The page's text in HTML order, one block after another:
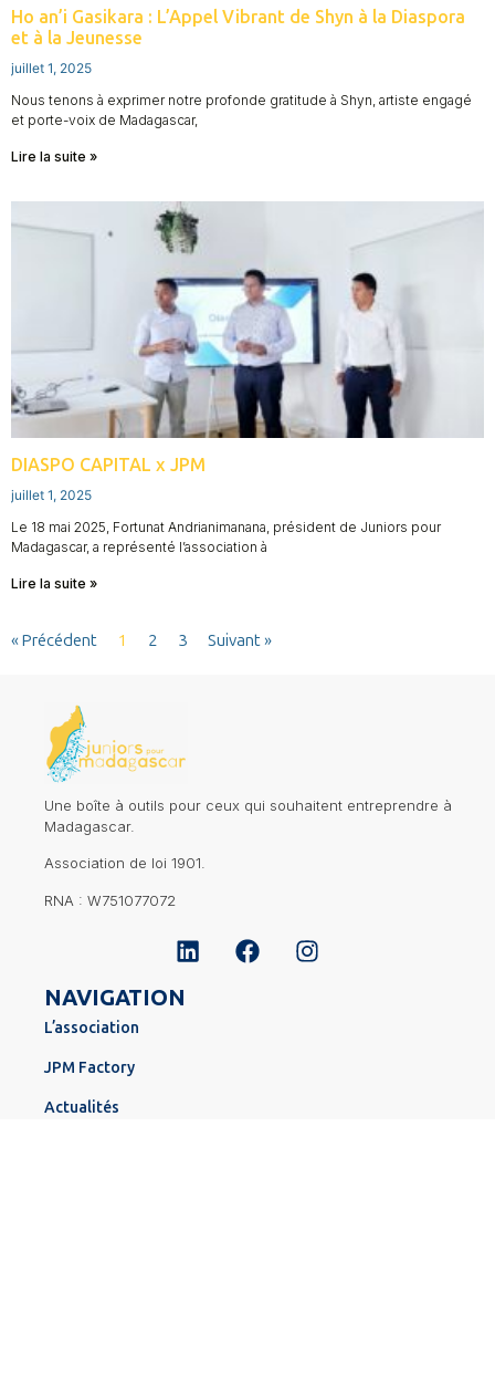
Ho an’i Gasikara : L’Appel Vibrant de Shyn à la Diaspora
et à la Jeunesse
juillet 1, 2025
Nous tenons à exprimer notre profonde gratitude à Shyn, artiste engagé
et porte-voix de Madagascar,
Lire la suite »
DIASPO CAPITAL x JPM
juillet 1, 2025
Le 18 mai 2025, Fortunat Andrianimanana, président de Juniors pour
Madagascar, a représenté l’association à
Lire la suite »
« Précédent 1 2 3 Suivant »
Une boîte à outils pour ceux qui souhaitent entreprendre à
Madagascar.
Association de loi 1901.
RNA : W751077072
NAVIGATION
L’association
JPM Factory
Actualités